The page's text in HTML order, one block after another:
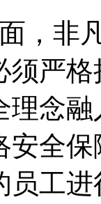
面
须严
全理
全保
工进